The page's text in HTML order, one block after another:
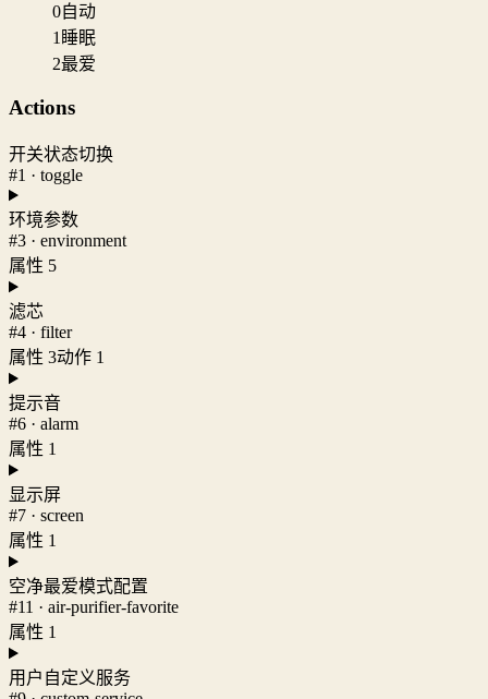
0自动
1 睡眠
2最爱
Actions
开关状态切换
#1 · toggle
环境参数
#3 · environment
属性 5
滤芯
#4 · filter
属性 3动作 1
提示音
#6 · alarm
属性 1
显示屏
#7 · screen
属性 1
空净最爱模式配置
#11 · air-purifier-favorite
属性 1
用户自定义服务